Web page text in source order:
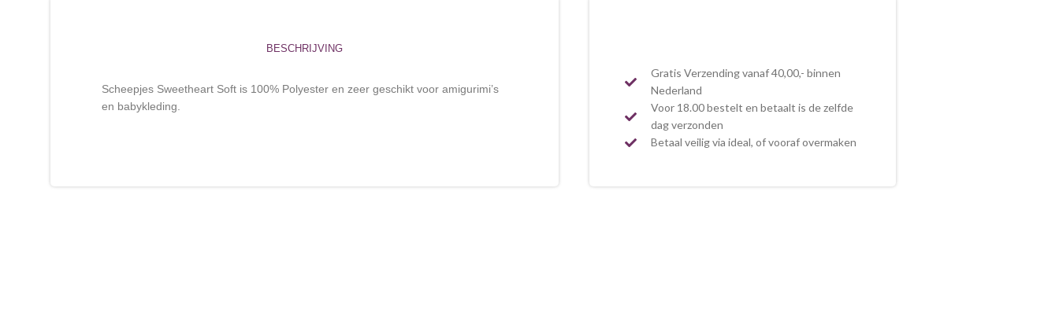
BESCHRIJVING
Scheepjes Sweetheart Soft is 100% Polyester en zeer geschikt voor amigurimi’s
en babykleding.
Gratis Verzending vanaf 40,00,- binnen
Nederland
Voor 18.00 bestelt en betaalt is de zelfde
dag verzonden
Betaal veilig via ideal, of vooraf overmaken